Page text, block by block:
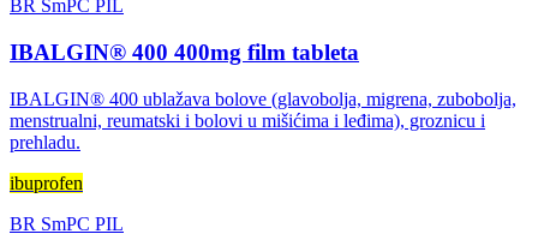
BR SmPC PIL
IBALGIN® 400 400mg film tableta
IBALGIN® 400 ublažava bolove (glavobolja, migrena, zubobolja,
menstrualni, reumatski i bolovi u mišićima i leđima), groznicu i
prehladu.
ibuprofen
BR SmPC PIL